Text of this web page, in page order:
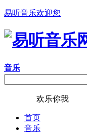
易听音乐欢迎您
音乐
欢乐你我
首页
音乐